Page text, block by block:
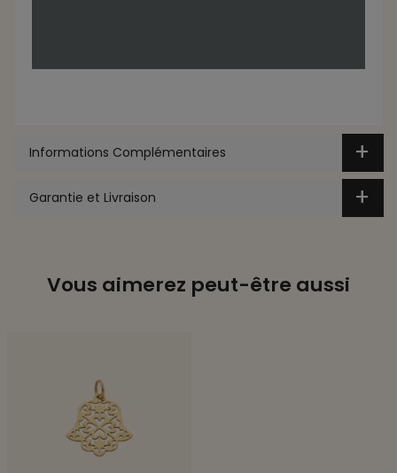
Informations Complémentaires
Garantie et Livraison
Vous aimerez peut-être aussi